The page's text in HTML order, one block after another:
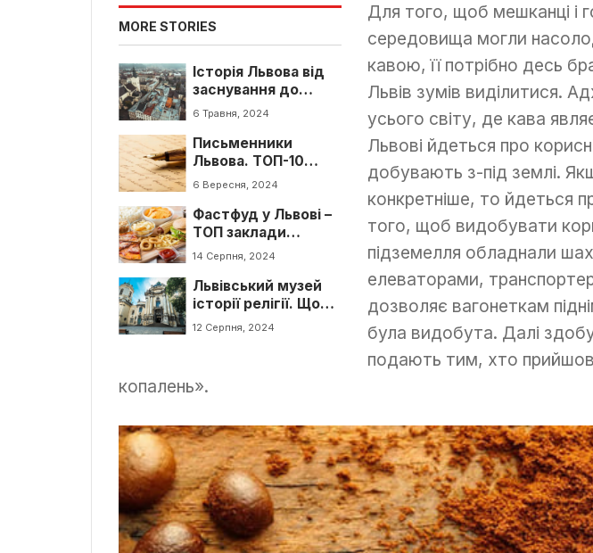
MORE STORIES
Історія Львова від
заснування до
сучасності й
про місто Лева
6 Травня, 2024
Письменники
Львова. ТОП-10
видатних
письменників
6 Вересня, 2024
Фастфуд у Львові –
ТОП заклади
швидкого
14 Серпня, 2024
Львівський музей
історії релігії. Що
цікавого
12 Серпня, 2024
Для того, щоб мешканці і
середовища могли
кавою, її потрібно десь
Львів зумів виділитися.
усього світу, де кава
Львові йдеться про
добувають з-під землі.
конкретніше, то йдеться
того, щоб видобувати
підземелля обладнали
елеваторами,
дозволяє вагонеткам
була видобута. Далі
подають тим, хто
копалень».